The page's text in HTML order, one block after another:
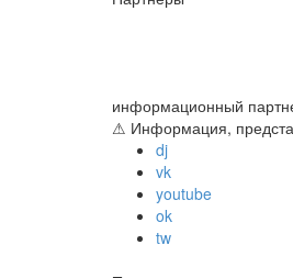
информационный
⚠ Информация,
dj
vk
youtube
ok
tw